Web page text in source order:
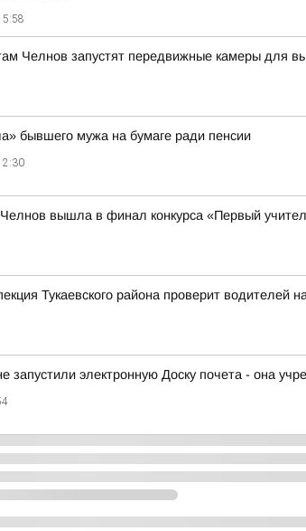
Челнов запустят передвижные камеры для
бывшего мужа на бумаге ради пенсии
вышла в финал конкурса «Первый
Тукаевского района проверит водителей
запустили электронную Доску почета - она